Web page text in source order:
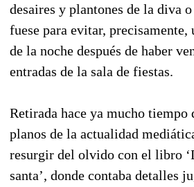
desaires y plantones de la diva
fuese para evitar, precisamente,
de la noche después de haber
entradas de la sala de fiestas.
Retirada hace ya mucho tiempo
planos de la actualidad
resurgir del olvido con el libro
santa’, donde contaba detalles